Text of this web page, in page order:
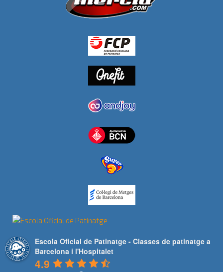
Escola Oficial de Patinatge - Classes de patinatge a
Barcelona i l'Hospitalet
4.9